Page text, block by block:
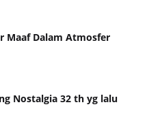
Maaf Dalam Atmosfer
Nostalgia 32 th yg lalu